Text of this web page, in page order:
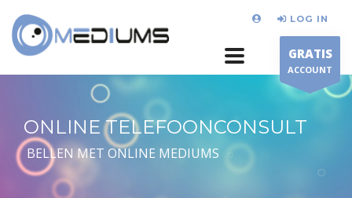
LOG IN
GRATIS
ACCOUNT
ONLINE TELEFOONCONSULT
BELLEN MET ONLINE MEDIUMS